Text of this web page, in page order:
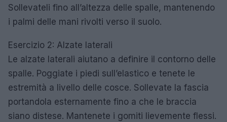
Sollevateli fino all’altezza delle spalle, mantenendo
i palmi delle mani rivolti verso il suolo.
Esercizio 2: Alzate laterali
Le alzate laterali aiutano a definire il contorno delle
spalle. Poggiate i piedi sull’elastico e tenete le
estremità a livello delle cosce. Sollevate la fascia
portandola esternamente fino a che le braccia
siano distese. Mantenete i gomiti lievemente flessi.